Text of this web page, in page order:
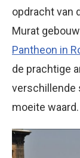
opdracht van
Murat
Pantheon in
de prachtige
verschillende
moeite waard.